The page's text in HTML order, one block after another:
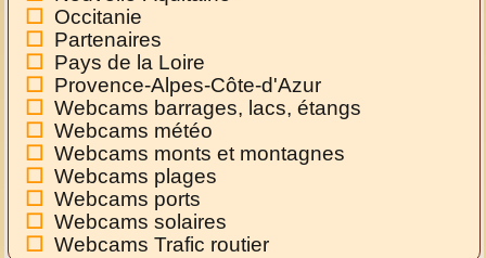
Occitanie
Partenaires
Pays de la Loire
Provence-Alpes-Côte-d'Azur
Webcams barrages, lacs, étangs
Webcams météo
Webcams monts et montagnes
Webcams plages
Webcams ports
Webcams solaires
Webcams Trafic routier